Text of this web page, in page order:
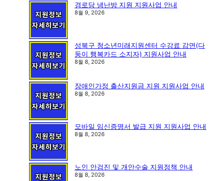
경로당 냉난방 지원 지원사업 안내
8월 9, 2026
성북구 청소년미래지원센터 수강료 감면(다
둥이 행복카드 소지자) 지원사업 안내
8월 8, 2026
장애인가정 출산지원금 지원 지원사업 안내
8월 8, 2026
모바일 임신증명서 발급 지원 지원사업 안내
8월 8, 2026
노인 안검진 및 개안수술 지원정책 안내
8월 8, 2026